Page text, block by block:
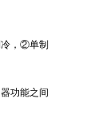
，②单制
功能之间